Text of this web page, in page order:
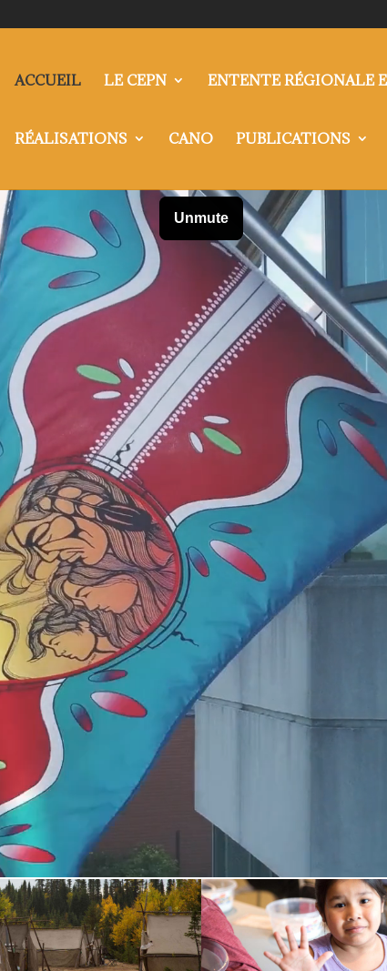
ACCUEIL LE CEPN ENTENTE RÉGIONALE
RÉALISATIONS CANO PUBLICATIONS